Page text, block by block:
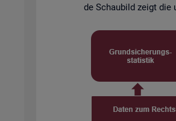
de Schau­bild zeigt die